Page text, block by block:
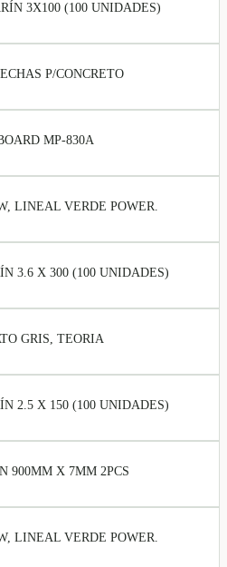
3X100 (100 UNIDADES)
P/CONCRETO
MP-830A
LINEAL VERDE POWER.
3.6 X 300 (100 UNIDADES)
GRIS, TEORIA
2.5 X 150 (100 UNIDADES)
900MM X 7MM 2PCS
LINEAL VERDE POWER.